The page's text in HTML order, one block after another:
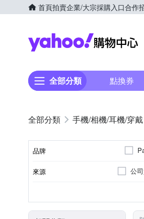
首頁拍賣企業/大宗採購入口合作
全部分類 點換券
手機/相機/耳機/穿戴
品牌
來源 公